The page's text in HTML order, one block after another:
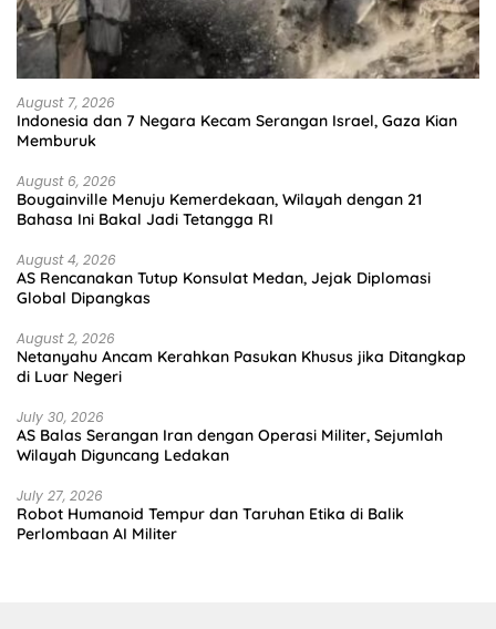
August 7, 2026
Indonesia dan 7 Negara Kecam Serangan Israel, Gaza Kian
Memburuk
August 6, 2026
Bougainville Menuju Kemerdekaan, Wilayah dengan 21
Bahasa Ini Bakal Jadi Tetangga RI
August 4, 2026
AS Rencanakan Tutup Konsulat Medan, Jejak Diplomasi
Global Dipangkas
August 2, 2026
Netanyahu Ancam Kerahkan Pasukan Khusus jika Ditangkap
di Luar Negeri
July 30, 2026
AS Balas Serangan Iran dengan Operasi Militer, Sejumlah
Wilayah Diguncang Ledakan
July 27, 2026
Robot Humanoid Tempur dan Taruhan Etika di Balik
Perlombaan AI Militer